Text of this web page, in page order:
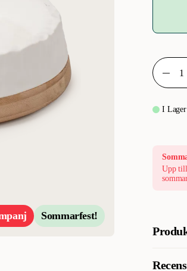
Sommarfest!
I Lager
Upp